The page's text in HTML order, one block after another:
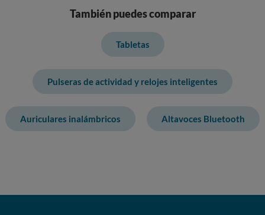
También puedes comparar
Tabletas
Pulseras de actividad y relojes inteligentes
Auriculares inalámbricos Altavoces Bluetooth